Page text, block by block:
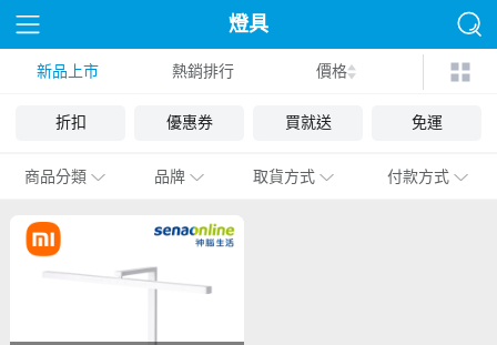
燈具
新品上市 熱銷排行 價格
折扣 優惠券 買就送 免運
商品分類 品牌 取貨方式 付款方式